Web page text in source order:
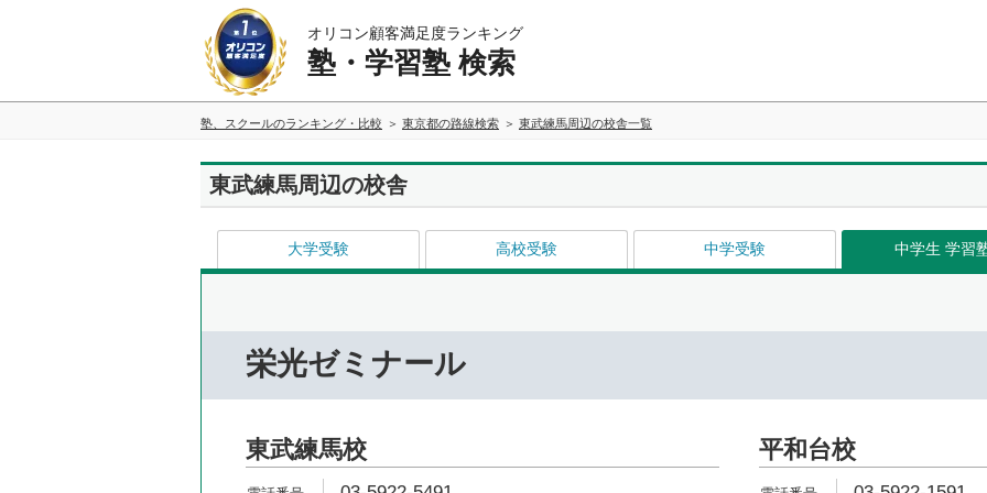
オリコン顧客満足度ランキング
塾・学習塾 検索
塾、スクールのランキング・比較 東京都の路線検索 東武練馬周辺の校舎一覧
東武練馬周辺の校舎
大学受験 高校受験 中学受験 中学生 学習
栄光ゼミナール
東武練馬校 平和台校